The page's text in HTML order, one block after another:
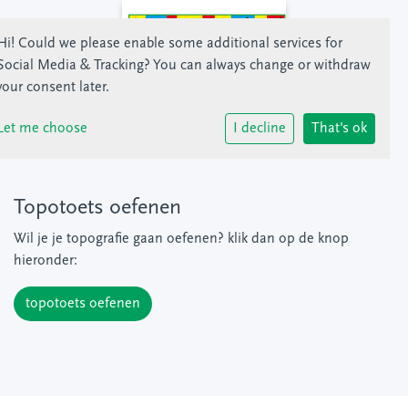
Ik ben leerling
Topotoets oefenen
Wil je je topografie gaan oefenen? klik dan op de knop
hieronder:
topotoets oefenen
Could we please enable some additional services for
Media & Tracking? You can always change or withdraw
consent later.
me choose I decline That's ok